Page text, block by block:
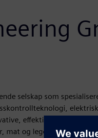
selskap som
effektive og
og legemidler. Med et